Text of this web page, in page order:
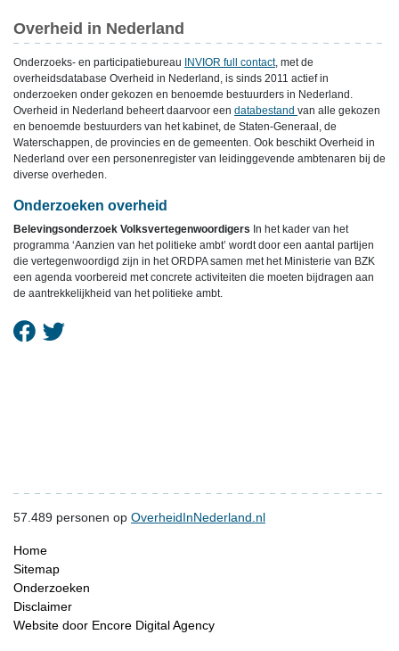
Overheid in Nederland
Onderzoeks- en participatiebureau INVIOR full contact, met de
overheidsdatabase Overheid in Nederland, is sinds 2011 actief in
onderzoeken onder gekozen en benoemde bestuurders in Nederland.
Overheid in Nederland beheert daarvoor een databestand van alle gekozen
en benoemde bestuurders van het kabinet, de Staten-Generaal, de
Waterschappen, de provincies en de gemeenten. Ook beschikt Overheid in
Nederland over een personenregister van leidinggevende ambtenaren bij de
diverse overheden.
Onderzoeken overheid
Belevingsonderzoek Volksvertegenwoordigers In het kader van het
programma ‘Aanzien van het politieke ambt’ wordt door een aantal partijen
die vertegenwoordigd zijn in het ORDPA samen met het Ministerie van BZK
een agenda voorbereid met concrete activiteiten die moeten bijdragen aan
de aantrekkelijkheid van het politieke ambt.
57.489 personen op OverheidInNederland.nl
Home
Sitemap
Onderzoeken
Disclaimer
Website door Encore Digital Agency